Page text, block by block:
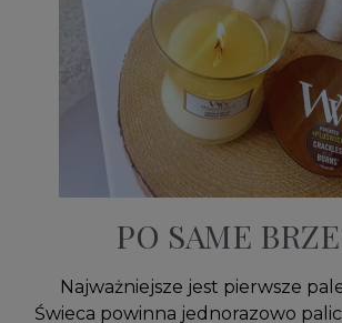
PO SAME
Najważniejsze jest pierwsze
Świeca powinna jednorazowo